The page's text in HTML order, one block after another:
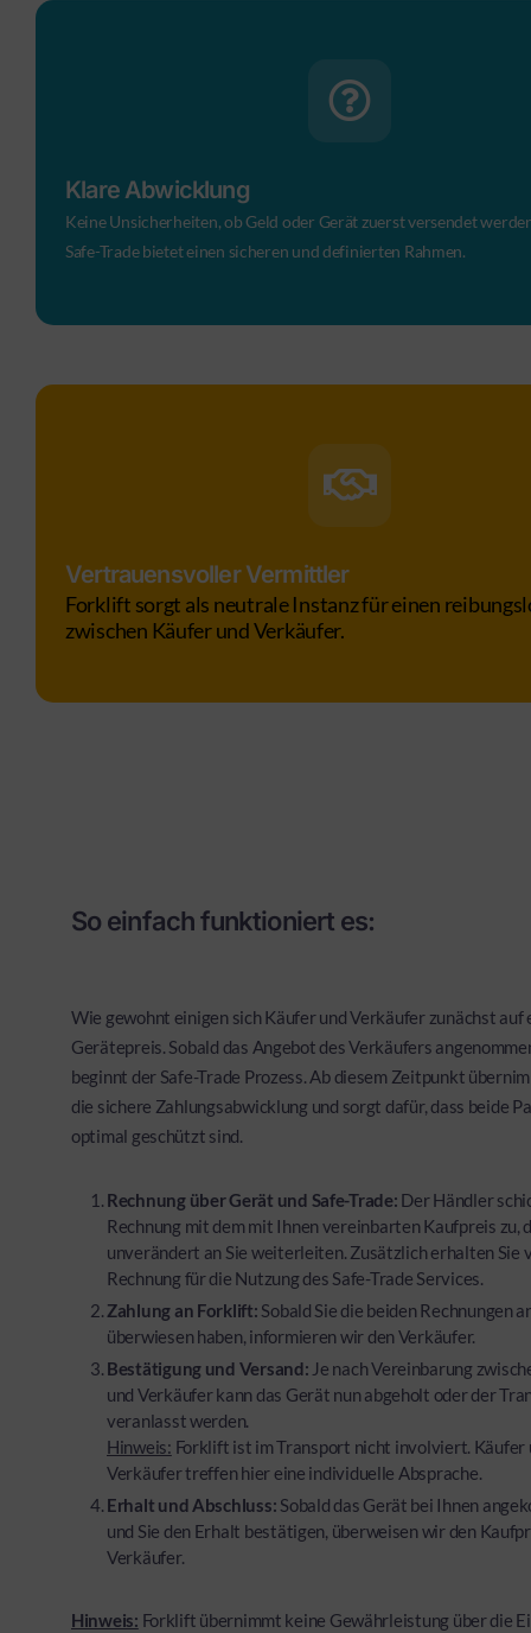
Klare Abwicklung
Keine Unsicherheiten, ob Geld oder Gerät zuerst versendet
Safe-Trade bietet einen sicheren und definierten Rahmen.
Vertrauensvoller Vermittler
Forklift sorgt als neutrale Instanz für einen
zwischen Käufer und Verkäufer.
So einfach funktioniert es:
Wie gewohnt einigen sich Käufer und Verkäufer zunächst auf
Gerätepreis. Sobald das Angebot des Verkäufers
beginnt der Safe-Trade Prozess. Ab diesem Zeitpunkt
die sichere Zahlungsabwicklung und sorgt dafür, dass beide
optimal geschützt sind.
Rechnung über Gerät und Safe-Trade: Der Händler
Rechnung mit dem mit Ihnen vereinbarten Kaufpreis zu,
unverändert an Sie weiterleiten. Zusätzlich erhalten Sie
Rechnung für die Nutzung des Safe-Trade Services.
Zahlung an Forklift: Sobald Sie die beiden Rechnungen
überwiesen haben, informieren wir den Verkäufer.
Bestätigung und Versand: Je nach Vereinbarung
und Verkäufer kann das Gerät nun abgeholt oder der
veranlasst werden.
Hinweis: Forklift ist im Transport nicht involviert. Käufer
Verkäufer treffen hier eine individuelle Absprache.
Erhalt und Abschluss: Sobald das Gerät bei Ihnen
und Sie den Erhalt bestätigen, überweisen wir den
Verkäufer.
Hinweis: Forklift übernimmt keine Gewährleistung über die